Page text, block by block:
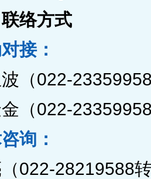
联络方式
接：
022-23359958
022-23359958
询：
28219588